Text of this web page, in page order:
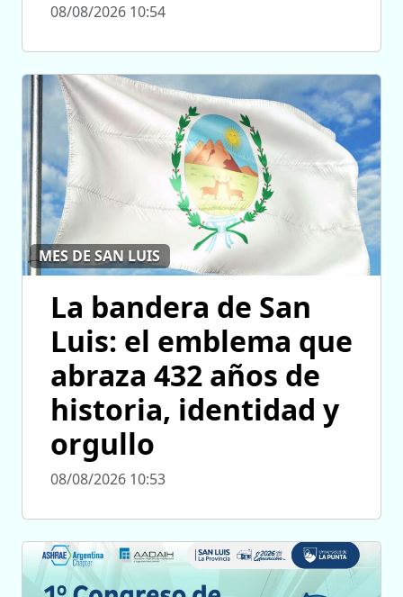
08/08/2026 10:54
MES DE SAN LUIS
La bandera de San
Luis: el emblema que
abraza 432 años de
historia, identidad y
orgullo
08/08/2026 10:53